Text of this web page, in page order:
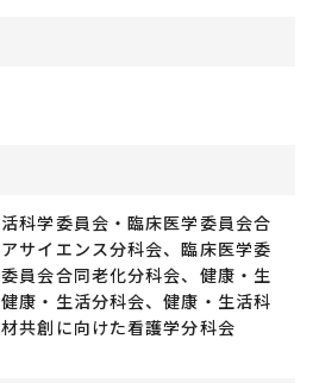
科学委員会・臨床医学委員会合
サイエンス分科会、臨床医学委
員会合同老化分科会、健康・生
康・生活分科会、健康・生活科
共創に向けた看護学分科会